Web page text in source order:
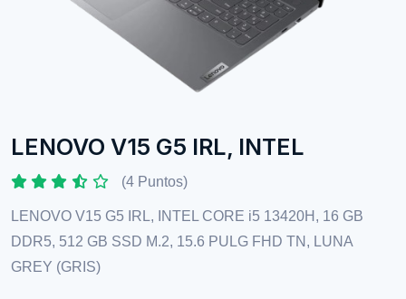
LENOVO V15 G5 IRL, INTEL
(4 Puntos)
LENOVO V15 G5 IRL, INTEL CORE i5 13420H, 16 GB
DDR5, 512 GB SSD M.2, 15.6 PULG FHD TN, LUNA
GREY (GRIS)